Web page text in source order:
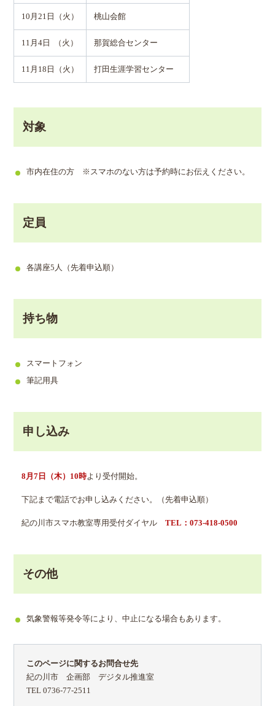
10月21日（火） 桃山会館
11月4日 （火） 那賀総合センター
11月18日（火） 打田生涯学習センター
対象
市内在住の方 ※スマホのない方は予約時にお伝えください。
定員
各講座5人（先着申込順）
持ち物
スマートフォン
筆記用具
申し込み
8月7日（木）10時より受付開始。
下記まで電話でお申し込みください。（先着申込順）
紀の川市スマホ教室専用受付ダイヤルTEL：073-418-0500
その他
気象警報等発令等により、中止になる場合もあります。
このページに関するお問合せ先
紀の川市 企画部 デジタル推進室
TEL 0736-77-2511